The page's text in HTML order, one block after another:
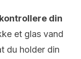
din
et glas vand
du holder din